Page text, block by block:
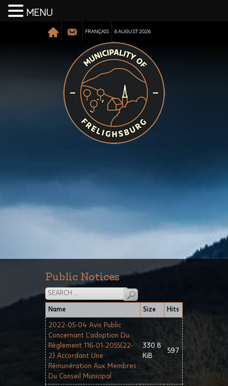
FRANÇAIS 6 AUGUST 2026
Public Notices
Name Size Hits
2022-05-04 Avis Public
Concernant L'adoption Du
Règlement 116-01-2055(22-
2) Accordant Une
Rémunération Aux Membres
Du Conseil Municipal
330.8
KiB
597
MENU